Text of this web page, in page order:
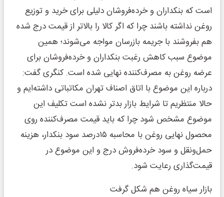
است ‌که بنکداران و خرده‌فروشان دلیلی برای خرید و توزیع
روغن نداشته باشند چرا که اگر کالا را بالاتر از قیمت درج شده
هم بفروشند با جریمه بازرسان مواجه می‌شوند؛ همین
موضوع سبب کاهش رغبت بنکداران و خرده‌فروشان برای
عرضه روغن به مصرف‌کننده نهایی شده است. کنگری گفت:
درباره این موضوع با اتاق اصناف تهران مکاتباتی داشته‌ایم و
حالا منتظریم تا شرایط بازار بدتر نشده است تکلیف این
موضوع مشخص شود چرا که باید قیمت مصرف‌کننده روی
محصول نهایی روغن با محاسبه ۱۵درصد سود بنکدار، هزینه
حمل‌ونقل و سود خرده‌فروش درج و این موضوع در
قیمت‌گذاری رعایت شود.
بازار سیاه روغن هم شکل گرفت